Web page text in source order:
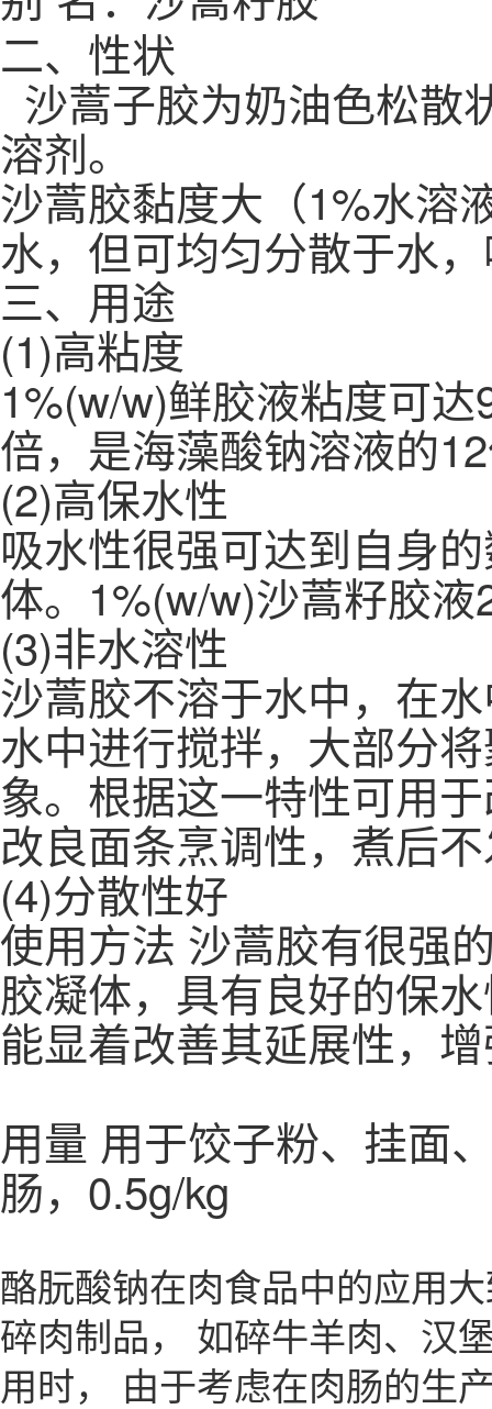
二、性状
沙蒿子胶为奶油色松散
溶剂。
沙蒿胶黏度大（1%水溶
水，但可均匀分散于水
三、用途
(1)高粘度
1%(w/w)鲜胶液粘度可
倍，是海藻酸钠溶液的
(2)高保水性
吸水性很强可达到自身
体。1%(w/w)沙蒿籽胶
(3)非水溶性
沙蒿胶不溶于水中，在
水中进行搅拌，大部分
象。根据这一特性可用
改良面条烹调性，煮后
(4)分散性好
使用方法 沙蒿胶有很强
胶凝体，具有良好的保
能显着改善其延展性，
用量 用于饺子粉、挂面
肠，0.5g/kg
酪朊酸钠在肉食品中的应用
碎肉制品， 如碎牛羊肉、汉
用时， 由于考虑在肉肠的生